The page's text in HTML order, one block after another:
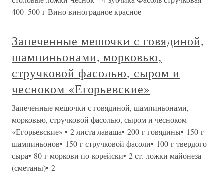
400–500 г Вино виноградное красное
Запеченные мешочки с говядиной,
шампиньонами, морковью,
стручковой фасолью, сыром и
чесноком «Егорьевские»
Запеченные мешочки с говядиной, шампиньонами,
морковью, стручковой фасолью, сыром и чесноком
«Егорьевские» • 2 листа лаваша• 200 г говядины• 150 г
шампиньонов• 150 г стручковой фасоли• 100 г твердого
сыра• 80 г моркови по-корейски• 2 ст. ложки майонеза
(сметаны)• 2